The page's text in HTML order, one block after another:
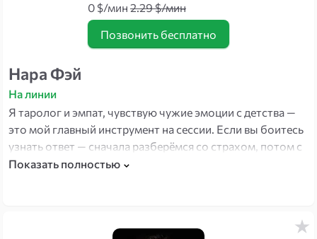
0 $/мин 2.29 $/мин
Позвонить бесплатно
Нара Фэй
На линии
Я таролог и эмпат, чувствую чужие эмоции с детства —
это мой главный инструмент на сессии. Если вы боитесь
узнать ответ — сначала разберёмся со страхом, потом с
вопросом. Помогаю с отношениями, будущим и
Показать полностью